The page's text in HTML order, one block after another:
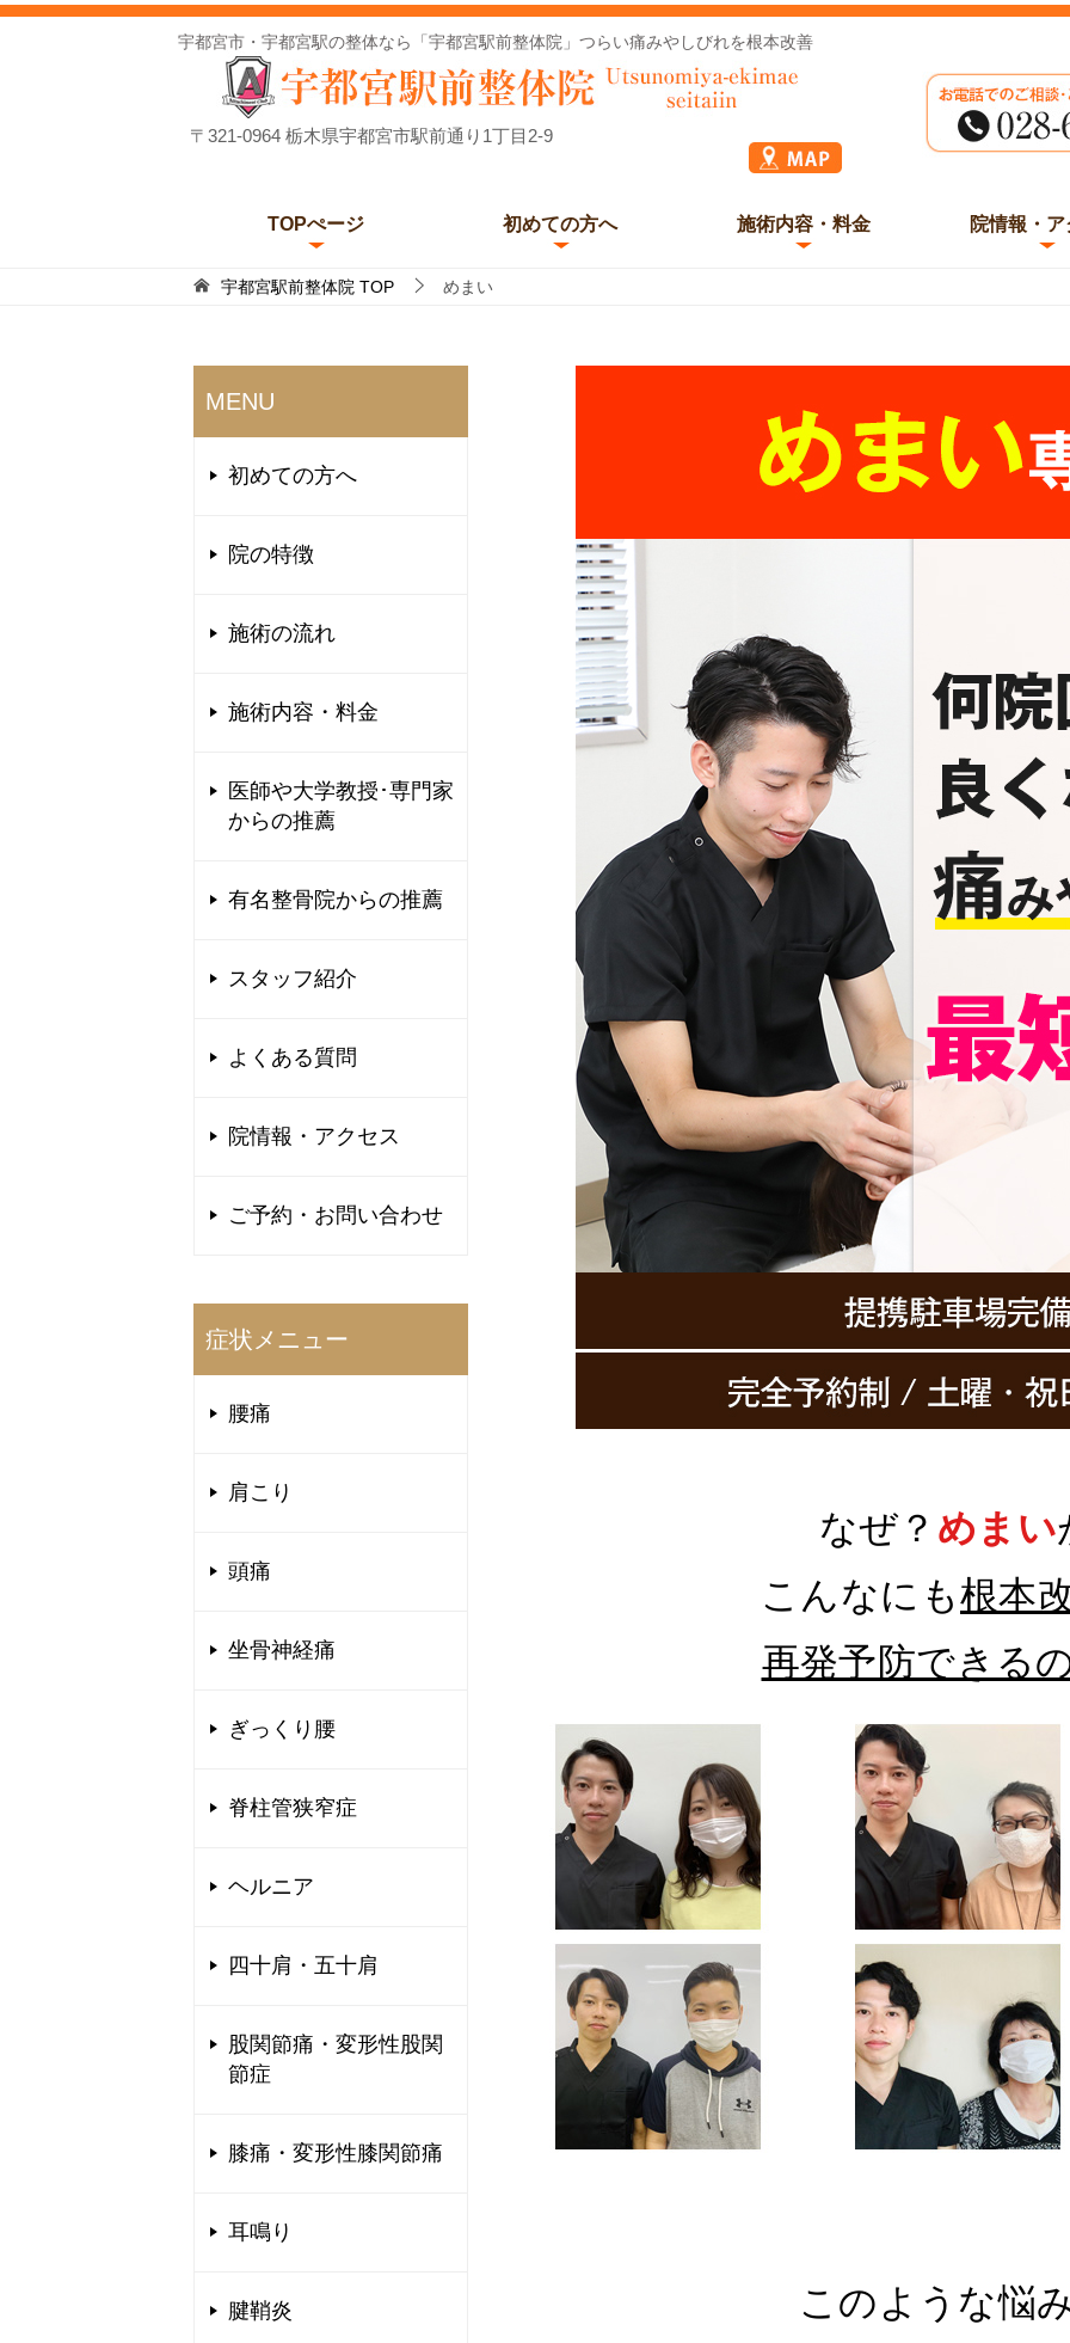
宇都宮市・宇都宮駅の整体なら「宇都宮駅前整体院」つらい痛みやしびれを根本改善
〒321-0964 栃木県宇都宮市駅前通り1丁目2-9
TOPぺージ 初めての方へ 施術内容・料金 院情報・
宇都宮駅前整体院 TOP めまい
なぜ？ めまい
こんなにも根本
再発予防できる
このような悩
MENU
初めての方へ
院の特徴
施術の流れ
施術内容・料金
医師や大学教授･専門家
からの推薦
有名整骨院からの推薦
スタッフ紹介
よくある質問
院情報・アクセス
ご予約・お問い合わせ
症状メニュー
腰痛
肩こり
頭痛
坐骨神経痛
ぎっくり腰
脊柱管狭窄症
ヘルニア
四十肩・五十肩
股関節痛・変形性股関
節症
膝痛・変形性膝関節痛
耳鳴り
腱鞘炎